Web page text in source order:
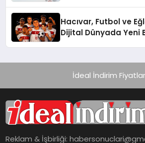
Hacıvar, Futbol ve
Dijital Dünyada Yeni
İdeal İndirim
Reklam & İşbirliği: